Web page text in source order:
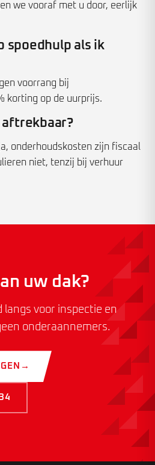
we vooraf met u door, eerlijk
spoedhulp als ik
voorrang bij
korting op de uurprijs.
aftrekbaar?
onderhoudskosten zijn fiscaal
niet, tenzij bij verhuur
uw dak?
langs voor inspectie en
onderaannemers.
→